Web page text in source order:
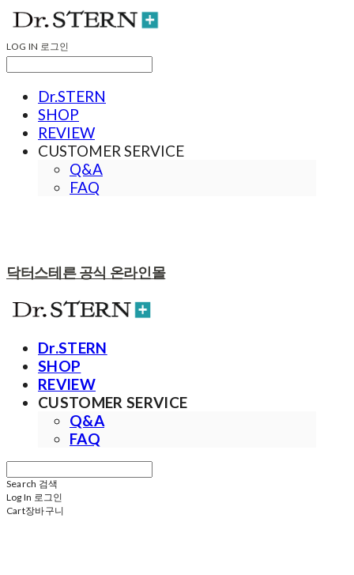
LOG IN 로그인
Dr.STERN
SHOP
REVIEW
CUSTOMER SERVICE
Q&A
FAQ
닥터스테른 공식 온라인몰
Dr.STERN
SHOP
REVIEW
CUSTOMER SERVICE
Q&A
FAQ
Search 검색
Log In 로그인
Cart장바구니